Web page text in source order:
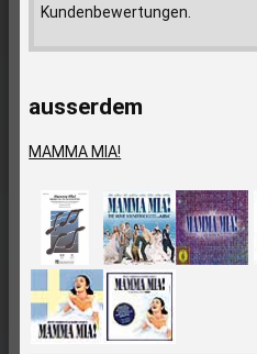
Kundenbewertungen.
ausserdem
MAMMA MIA!